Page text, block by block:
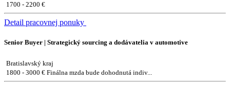
1700 - 2200 €
Detail pracovnej ponuky
Senior Buyer | Strategický sourcing a dodávatelia v automotive
Bratislavský kraj
1800 - 3000 € Finálna mzda bude dohodnutá indiv...